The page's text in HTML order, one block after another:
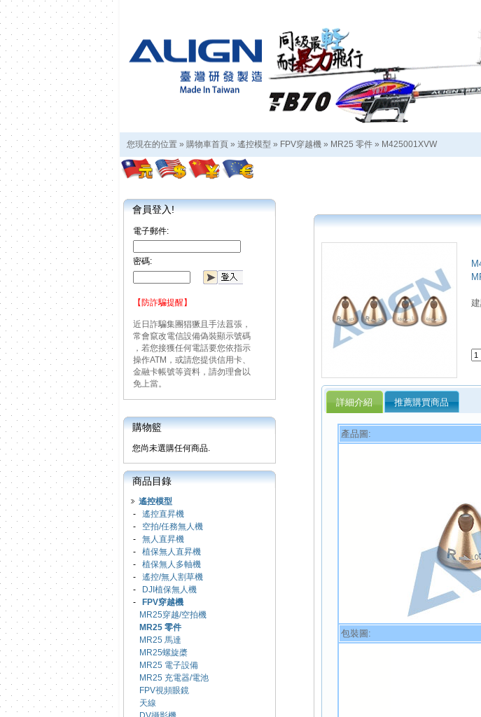
您現在的位置 » 購物車首頁 » 遙控模型 » FPV穿越機 » MR25 零件 » M425001XVW
會員登入!
電子郵件:
密碼:
【防詐騙提醒】
近日詐騙集團猖獗且手法囂張，
常會竄改電信設備偽裝顯示號碼
，若您接獲任何電話要您依指示
操作ATM，或請您提供信用卡、
金融卡帳號等資料，請勿理會以
免上當。
購物籃
您尚未選購任何商品.
商品目錄
遙控模型
- 遙控直昇機
- 空拍/任務無人機
- 無人直昇機
- 植保無人直昇機
- 植保無人多軸機
- 遙控/無人割草機
-
DJI植保無人機
-
FPV穿越機
MR25穿越/空拍機
MR25 零件
MR25 馬達
MR25螺旋槳
MR25 電子設備
MR25 充電器/電池
FPV視頻眼鏡
天線
詳細介紹 推薦購買商品
產品圖:
包裝圖: